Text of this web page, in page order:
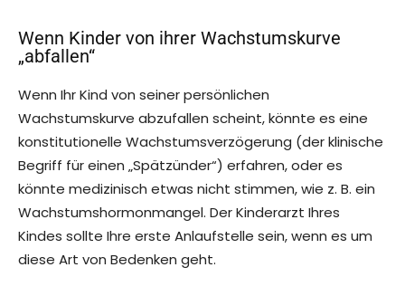
Wenn Kinder von ihrer Wachstumskurve
„abfallen“
Wenn Ihr Kind von seiner persönlichen
Wachstumskurve abzufallen scheint, könnte es eine
konstitutionelle Wachstumsverzögerung (der klinische
Begriff für einen „Spätzünder“) erfahren, oder es
könnte medizinisch etwas nicht stimmen, wie z. B. ein
Wachstumshormonmangel. Der Kinderarzt Ihres
Kindes sollte Ihre erste Anlaufstelle sein, wenn es um
diese Art von Bedenken geht.